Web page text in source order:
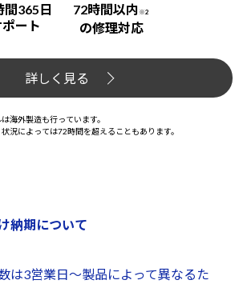
間365日
ート
72時間以内 ※2
の修理対応
詳しく見る
海外製造も行っています。
況によっては72時間を超えることもあります。
納期について
は3営業日～製品によって異なるた